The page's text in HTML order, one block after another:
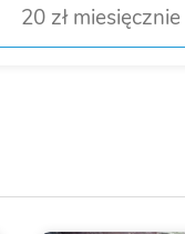
20 zł miesięcznie